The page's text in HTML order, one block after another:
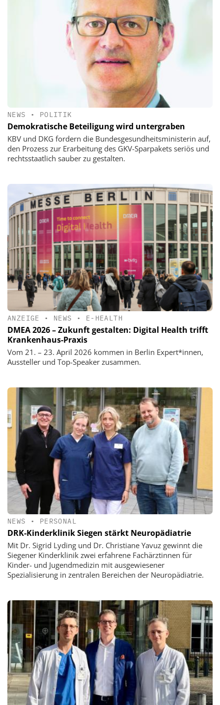
NEWS • POLITIK
Demokratische Beteiligung wird untergraben
KBV und DKG fordern die Bundesgesundheitsministerin auf,
den Prozess zur Erarbeitung des GKV-Sparpakets seriös und
rechtsstaatlich sauber zu gestalten.
ANZEIGE • NEWS • E-HEALTH
DMEA 2026 – Zukunft gestalten: Digital Health trifft
Krankenhaus-Praxis
Vom 21. – 23. April 2026 kommen in Berlin Expert*innen,
Aussteller und Top-Speaker zusammen.
NEWS • PERSONAL
DRK-Kinderklinik Siegen stärkt Neuropädiatrie
Mit Dr. Sigrid Lyding und Dr. Christiane Yavuz gewinnt die
Siegener Kinderklinik zwei erfahrene Fachärztinnen für
Kinder- und Jugendmedizin mit ausgewiesener
Spezialisierung in zentralen Bereichen der Neuropädiatrie.